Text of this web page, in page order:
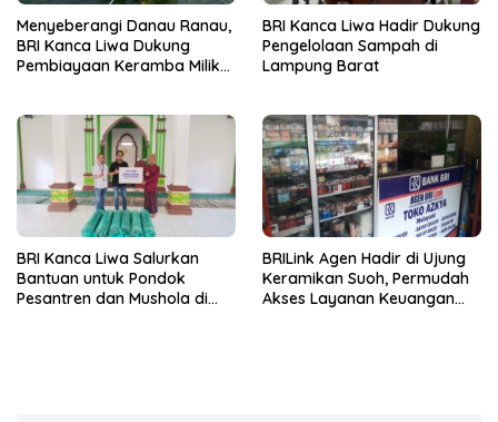
Menyeberangi Danau Ranau,
BRI Kanca Liwa Dukung
Pembiayaan Keramba Milik
BRI Kanca Liwa Hadir Dukung
Pengelolaan Sampah di
Lampung Barat
BRI Kanca Liwa Salurkan
Bantuan untuk Pondok
Pesantren dan Mushola di
BRILink Agen Hadir di Ujung
Keramikan Suoh, Permudah
Akses Layanan Keuangan